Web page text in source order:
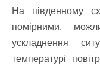
На південному
помірними,
ускладнення
температурі